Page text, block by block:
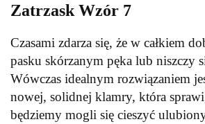
Zatrzask Wzór 7
Czasami zdarza się, że w całkiem
pasku skórzanym pęka lub niszczy
Wówczas idealnym rozwiązaniem
nowej, solidnej klamry, która
będziemy mogli się cieszyć